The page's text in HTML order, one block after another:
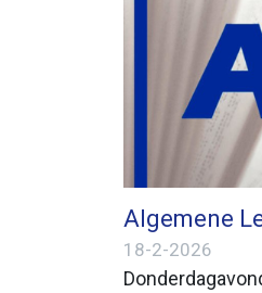
Algemene
18-2-2026